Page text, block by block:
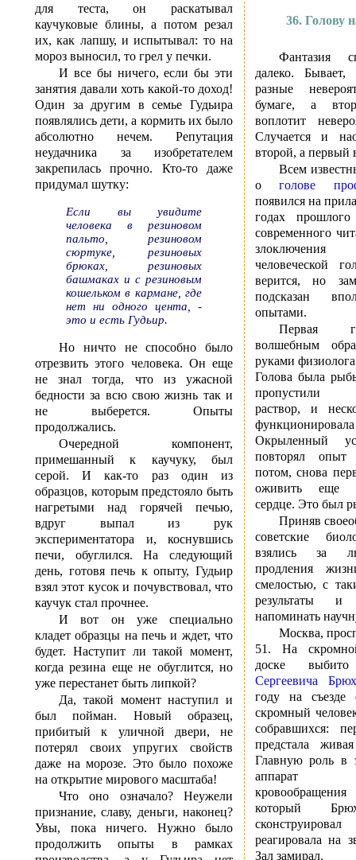
для теста, он раскатывал
каучуковые блины, а потом резал
их, как лапшу, и испытывал: то на
мороз выносил, то грел у печки.
И все бы ничего, если бы эти
занятия давали хоть какой-то доход!
Один за другим в семье Гудьира
появлялись дети, а кормить их было
абсолютно нечем. Репутация
неудачника за изобретателем
закрепилась прочно. Кто-то даже
придумал шутку:
Если вы увидите
человека в резиновом
пальто, резиновом
сюртуке, резиновых
брюках, резиновых
башмаках и с резиновым
кошельком в кармане, где
нет ни одного цента, -
это и есть Гудьир.
Но ничто не способно было
отрезвить этого человека. Он еще
не знал тогда, что из ужасной
бедности за всю свою жизнь так и
не выберется. Опыты
продолжались.
Очередной компонент,
примешанный к каучуку, был
серой. И как-то раз один из
образцов, которым предстояло быть
нагретыми над горячей печью,
вдруг выпал из рук
экспериментатора и, коснувшись
печи, обуглился. На следующий
день, готовя печь к опыту, Гудьир
взял этот кусок и почувствовал, что
каучук стал прочнее.
И вот он уже специально
кладет образцы на печь и ждет, что
будет. Наступит ли такой момент,
когда резина еще не обуглится, но
уже перестанет быть липкой?
Да, такой момент наступил и
был пойман. Новый образец,
прибитый к уличной двери, не
потерял своих упругих свойств
даже на морозе. Это было похоже
на открытие мирового масштаба!
Что оно означало? Неужели
признание, славу, деньги, наконец?
Увы, пока ничего. Нужно было
продолжить опыты в рамках
36. Голову
Фантазия
далеко.
разные
бумаге, а
воплотит
Случается и
второй, а первый
Всем
о голове
появился на
годах
современного
человеческой
верится, но
подсказан
опытами.
Первая
волшебным
руками
Голова была
пропустили
раствор, и
функционировала
Окрыленный
повторял опыт
потом, снова
оживить еще
сердце. Это был
Приняв
советские
взялись за
продления
смелостью, с
результаты
напоминать
Москва,
51. На
доске
Сергеевича
году на съезде
скромный
собравшихся:
предстала
Главную роль в
аппарат
который
реагировала на
Зал замирал.